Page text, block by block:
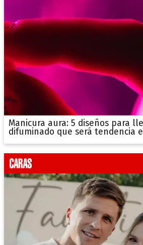
Manicura aura: 5 diseños para
difuminado que será tendencia